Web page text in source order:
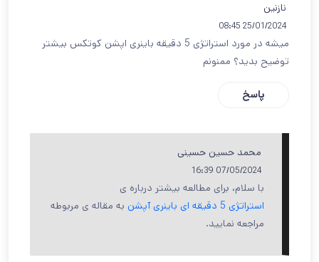
نازنین
25/01/2024 08:45
میشه در مورد استراتژی 5 دقیقه باینری اپشن کوتکس بیشتر
توضیح بدید؟ ممنونم
پاسخ
محمد حسین حسینی
07/05/2024 16:39
با سلام، برای مطالعه بیشتر درباره ی
استراتژی 5 دقیقه ای باینری آپشن
به مقاله ی مربوطه
مراجعه نمایید.